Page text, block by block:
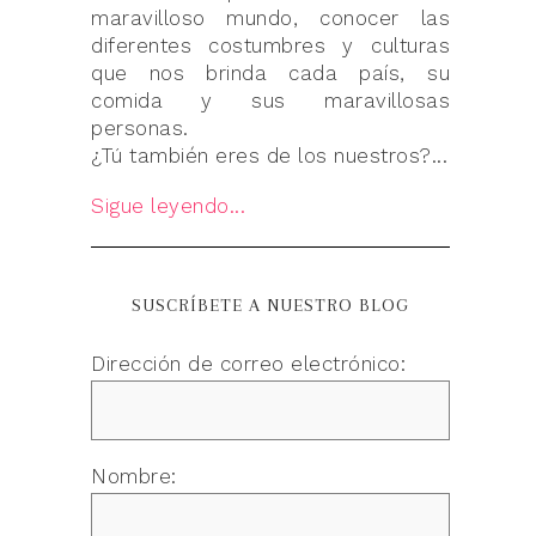
maravilloso mundo, conocer las
diferentes costumbres y culturas
que nos brinda cada país, su
comida y sus maravillosas
personas.
¿Tú también eres de los nuestros?...
Sigue leyendo...
SUSCRÍBETE A NUESTRO BLOG
Dirección de correo electrónico:
Nombre: